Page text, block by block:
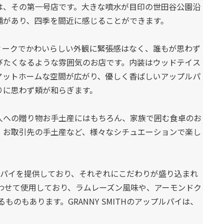
、その第一号店です。大きな噴水が目印の世田谷公園沿
があり、四季を間近に感じることができます。
ークでかわいらしい外観に緊張感はなく、誰もが思わず
たくなるような雰囲気のお店です。内装はウッドテイス
ットホームな空間が広がり、優しく香ばしいアップルパ
思わず頬が和らぎます。
への贈り物お手土産にはもちろん、家族で囲む食卓のお
お取引先の手土産など、様々なシチュエーションで楽し
イを提供しており、それぞれにこだわりが盛り込まれ
て使用しており、ラムレーズン風味や、アーモンドク
のもあります。GRANNY SMITHのアップルパイは、